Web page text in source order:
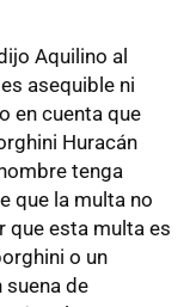
Aquilino al
asequible ni
en cuenta que
Huracán
tenga
que la multa no
que esta multa es
o un
suena de